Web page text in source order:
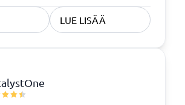
LUE LISÄÄ